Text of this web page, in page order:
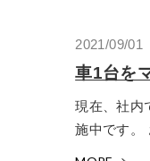
2021/09/01
車1台を
現在、社内
施中です。